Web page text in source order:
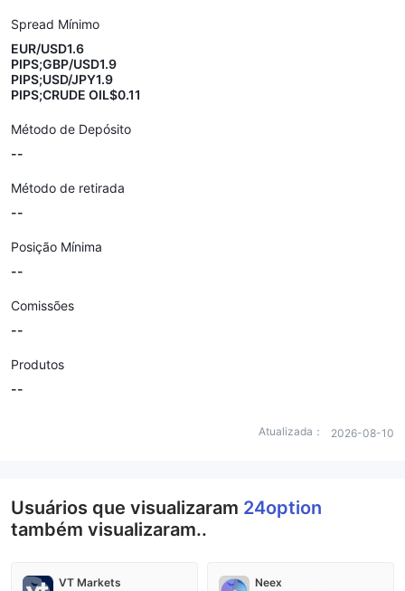
Spread Mínimo
EUR/USD1.6
PIPS;GBP/USD1.9
PIPS;USD/JPY1.9
PIPS;CRUDE OIL$0.11
Método de Depósito
--
Método de retirada
--
Posição Mínima
--
Comissões
--
Produtos
--
Atualizada： 2026-08-10
Usuários que visualizaram 24option
também visualizaram..
VT Markets Neex